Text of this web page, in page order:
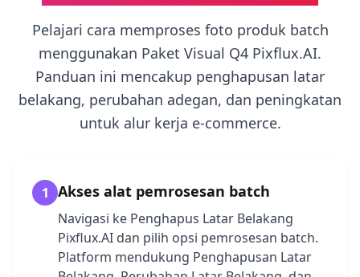
Pelajari cara memproses foto produk batch
menggunakan Paket Visual Q4 Pixflux.AI.
Panduan ini mencakup penghapusan latar
belakang, perubahan adegan, dan peningkatan
untuk alur kerja e-commerce.
1 Akses alat pemrosesan batch
Navigasi ke Penghapus Latar Belakang
Pixflux.AI dan pilih opsi pemrosesan batch.
Platform mendukung Penghapusan Latar